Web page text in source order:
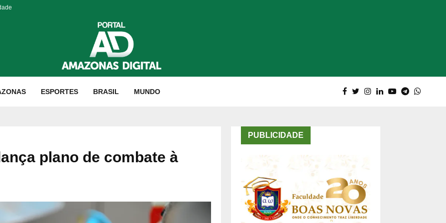
ESPORTES BRASIL MUNDO
plano de combate à
PUBLICIDADE